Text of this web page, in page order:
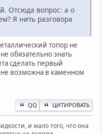
Отсюда вопрос: а о
Я нить разговора
топор не
обязательно знать
сделать первый
возможна в каменном
QQ ЦИТИРОВАТЬ
и мало того, что она